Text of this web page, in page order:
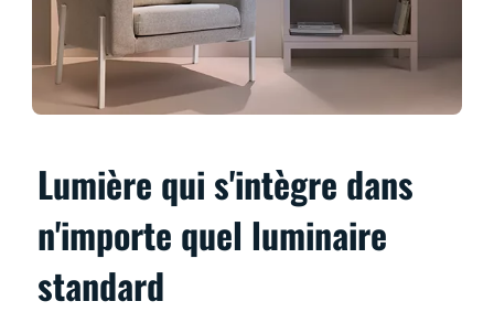
Lumière qui s'intègre dans
n'importe quel luminaire
standard